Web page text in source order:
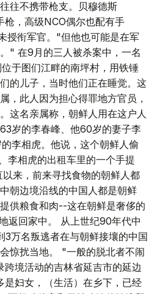
往不携带枪支。贝穆德斯
，高级NCO偶尔也配有手
授衔军官。"但他也可能是在军
" 在9月的三人被杀案中，一名
于图们江畔的南坪村，用铁锤
的儿子，当时他们正在睡觉。这
，此人因为担心得罪地方官员，
这名亲属称，朝鲜人用在这户人
岁的李春峰、他60岁的妻子李
李相虎。他说，这个朝鲜人偷
李相虎的出租车里的一个手提
来，前来寻找食物的朝鲜人都
朝边境沿线的中国人都是朝鲜
供粮食和肉--这在朝鲜是奢侈的
返回家中。 从上世纪90年代中
3万名叛逃者在与朝鲜接壤的中国
惊扰当地。 "一般的脱北者不闹
境活动的吉林省延吉市的延边
妇女，（生活）在乡下，已经